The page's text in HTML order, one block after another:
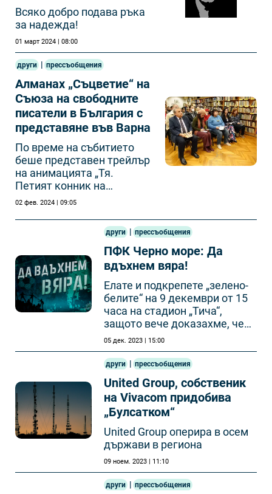
Всяко добро подава ръка
за надежда!
01 март 2024 | 08:00
други | прессъобщения
Алманах „Съцветие“ на
Съюза на свободните
писатели в България с
представяне във Варна
По време на събитието
беше представен трейлър
на анимацията „Тя.
Петият конник на
Апокалипсиса“
02 фев. 2024 | 09:05
други | прессъобщения
ПФК Черно море: Да
вдъхнем вяра!
Елате и подкрепете „зелено-
белите“ на 9 декември от 15
часа на стадион „Тича“,
защото вече доказахме, че
заедно сме по-силни и това е
правилният път.
05 дек. 2023 | 15:00
други | прессъобщения
United Group, собственик
на Vivacom придобива
„Булсатком“
United Group оперира в осем
държави в региона
09 ноем. 2023 | 11:10
други | прессъобщения